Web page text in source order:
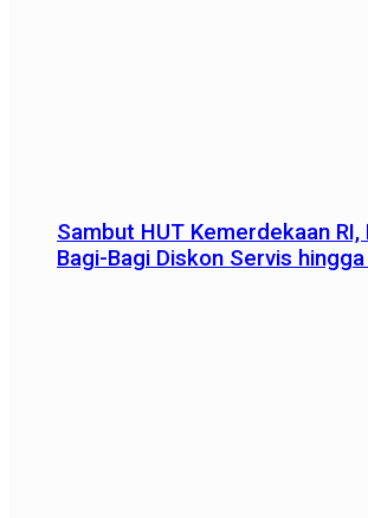
Sambut HUT Kemerdekaan
Bagi-Bagi Diskon Servis